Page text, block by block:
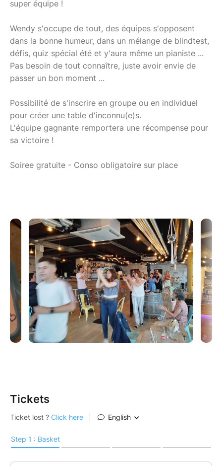
super équipe !
Wendy s'occupe de tout, des équipes s'opposent
dans la bonne humeur, dans un mélange de blindtest,
défis, quiz spécial été et y'aura même un pianiste ...
Pas besoin de tout connaître, juste avoir envie de
passer un bon moment ...
Possibilité de s'inscrire en groupe ou en individuel
pour créer une table d'inconnu(e)s.
L'équipe gagnante remportera une récompense pour
sa victoire !
Soiree gratuite - Conso obligatoire sur place
Tickets